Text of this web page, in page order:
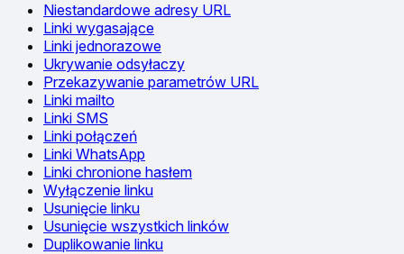
Niestandardowe adresy URL
Linki wygasające
Linki jednorazowe
Ukrywanie odsyłaczy
Przekazywanie parametrów URL
Linki mailto
Linki SMS
Linki połączeń
Linki WhatsApp
Linki chronione hasłem
Wyłączenie linku
Usunięcie linku
Usunięcie wszystkich linków
Duplikowanie linku